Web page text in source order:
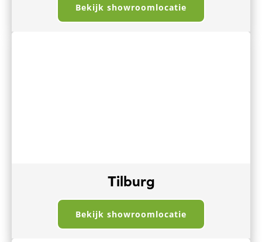
Bekijk showroomlocatie
Tilburg
Bekijk showroomlocatie